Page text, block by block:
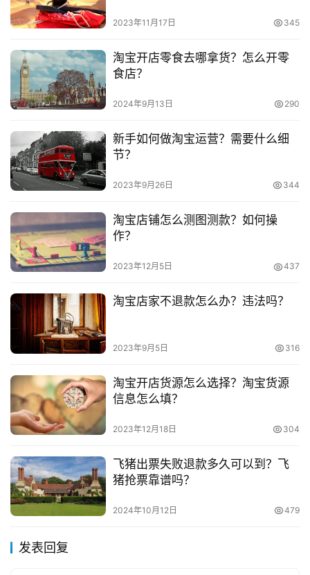
宝
分
飞猪抢票成功率高吗?12306怎么样?
双十一飞猪有什么优惠?有哪些常见问题?
本文来自投稿，不代表早谈创业网立场，作者：欧阳, 微澜，如
若转载，请注明出处：
https://www.zaotuan.com.cn/141131.html
版权声明：本文内容由互联网用户自发贡献，该文观点仅代表
作者本人。本站仅提供信息存储空间服务，不拥有所有权，不
承担相关法律责任。如发现本站有涉嫌抄袭侵权/违法违规的内
容， 请发送邮件至153055113@qq.com
举报，一经查实，
2023年11月17日 345
淘宝开店零食去哪拿货？怎么开零
食店？
2024年9月13日 290
新手如何做淘宝运营？需要什么细
节？
2023年9月26日 344
淘宝店铺怎么测图测款？如何操
作？
2023年12月5日 437
淘宝店家不退款怎么办？违法吗？
2023年9月5日 316
淘宝开店货源怎么选择？淘宝货源
信息怎么填？
2023年12月18日 304
飞猪出票失败退款多久可以到？飞
猪抢票靠谱吗？
2024年10月12日 479
发表回复